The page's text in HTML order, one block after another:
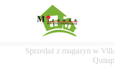
Sprzedaż z magazyn w